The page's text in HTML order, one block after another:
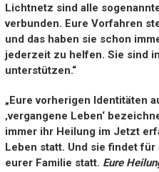
Lichtnetz sind alle
verbunden. Eure Vorfahren
und das haben sie schon
jederzeit zu helfen. Sie sind
unterstützen.“
„Eure vorherigen Identitäten
‚vergangene Leben‘
immer ihr Heilung im Jetzt
Leben statt. Und sie findet
eurer Familie statt. Eure